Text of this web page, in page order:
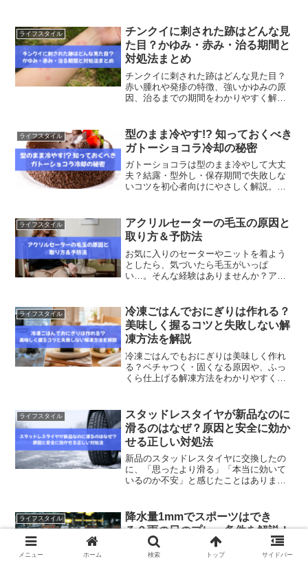
ライフスタイル
チンクイに刺された跡はどんな見
た目？かゆみ・赤み・治る期間と
対処法まとめ
チンクイに刺された跡はどんな見た目？
赤い腫れや発疹の特徴、強いかゆみの原
因、治るまでの期間をわかりやすく解
ライフスタイル
型のまま冷やす!? 知っておくべき
ガトーショコラ冷却の秘密
ガトーショコラは型のまま冷やして大丈
夫？結露・型外し・保存期間で失敗しな
いコツを初心者向けにやさしく解説。し
ライフスタイル
アクリルセーターの毛玉の原因と
取り方＆予防法
お気に入りのセーターやニットを着よう
としたら、気づいたら毛玉がいっぱ
い…。そんな経験はありませんか？アク
すい素材なんです。でも大丈夫。原因を
知って、正しいケアをすれば「...
ライフスタイル
冷凍ごはんでおにぎりは作れる？
美味しく握るコツと失敗しない解
凍方法を解説
冷凍ごはんでもおにぎりは美味しく作れ
る？ベチャつく・固くなる原因や、ふっ
くら仕上げる解凍方法をわかりやすく解
保存方法までまとめて紹介します。
ライフスタイル
スタッドレスタイヤが新品なのに
滑るのはなぜ？原因と安全に効か
せる正しい対処法
新品のスタッドレスタイヤに交換したの
に、「思ったより滑る」「本当に効いて
いるのか不安」と感じたことはありませ
なる方も多いはずです。しかし実際に
は、新品スタッドレスタイヤ...
ライフスタイル
降水量1mmでスポーツはでき
る？雨の日のプレー条件を解説！
降水量1mmでスポーツはできる？小雨の
強さや競技別の影響、中止判断の目安、
メニュー ホーム 検索 トップ サイドバー